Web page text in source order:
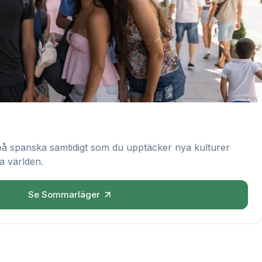
spanska samtidigt som du upptäcker nya kulturer
världen.
Se Sommarläger